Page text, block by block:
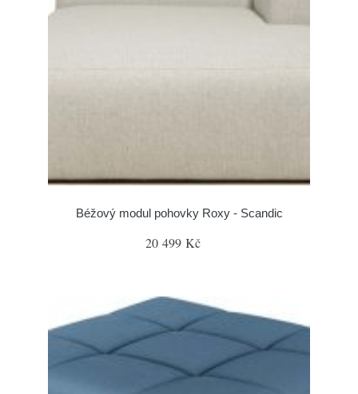
Béžový modul pohovky Roxy - Scandic
20 499 Kč